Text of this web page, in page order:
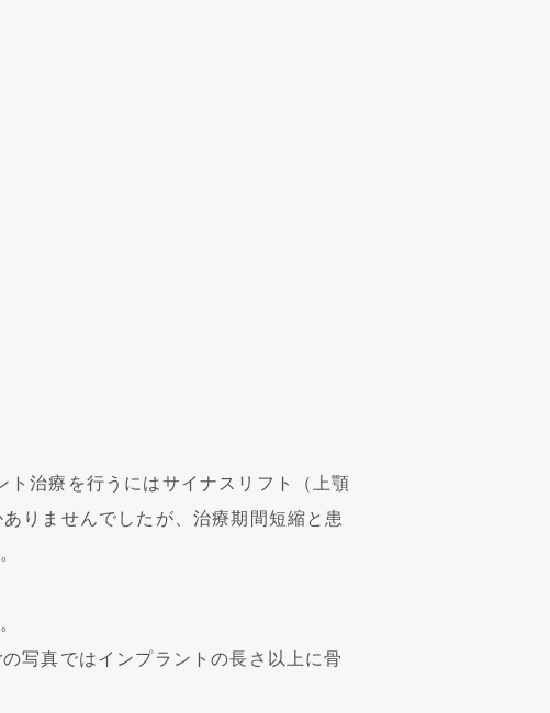
治療を行うにはサイナスリフト（上顎
りませんでしたが、治療期間短縮と患
写真ではインプラントの長さ以上に骨